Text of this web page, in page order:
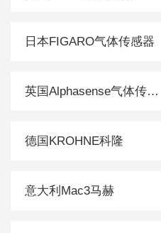
日本FIGARO气体传感器
英国Alphasense气体传感器
德国KROHNE科隆
意大利Mac3马赫